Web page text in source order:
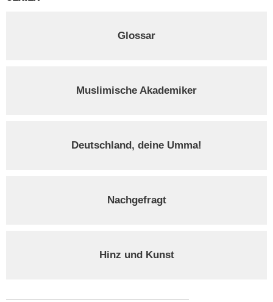
Glossar
Muslimische Akademiker
Deutschland, deine Umma!
Nachgefragt
Hinz und Kunst